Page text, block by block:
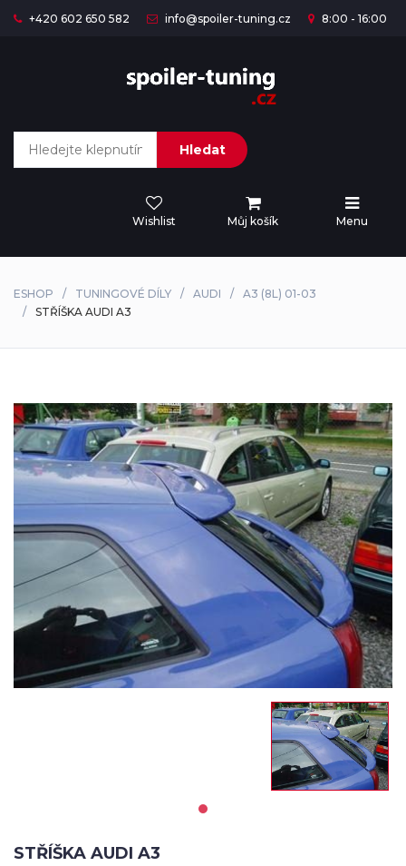
+420 602 650 582 info@spoiler-tuning.cz 8:00 - 16:00
Hledat
Wishlist Můj košík Menu
ESHOP TUNINGOVÉ DÍLY AUDI
A3 (8L) 01-03
STŘÍŠKA AUDI A3
STŘÍŠKA AUDI A3